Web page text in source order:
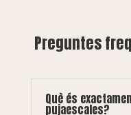
Preguntes
Què és
pujaescales?